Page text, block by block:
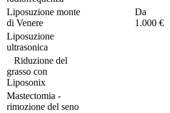
Liposuzione monte
di Venere
Da
1.000 €
Liposuzione
ultrasonica
Riduzione del
grasso con
Liposonix
Mastectomia -
rimozione del seno